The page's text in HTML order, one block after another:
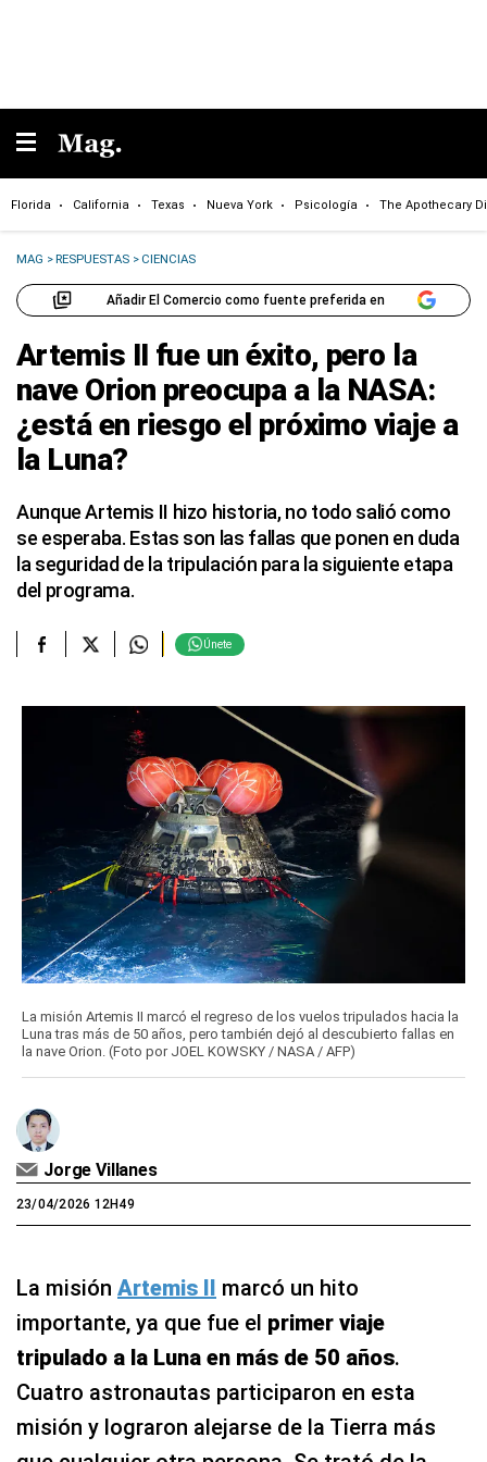
Florida California Texas Nueva York Psicología The Apothecary
MAG >RESPUESTAS > CIENCIAS
Añadir El Comercio como fuente preferida en
Artemis II fue un éxito, pero la
nave Orion preocupa a la NASA:
¿está en riesgo el próximo viaje a
la Luna?
Aunque Artemis II hizo historia, no todo salió como
se esperaba. Estas son las fallas que ponen en duda
la seguridad de la tripulación para la siguiente etapa
del programa.
Únete
La misión Artemis II marcó el regreso de los vuelos tripulados hacia la
Luna tras más de 50 años, pero también dejó al descubierto fallas en
la nave Orion. (Foto por JOEL KOWSKY / NASA / AFP)
Jorge Villanes
23/04/2026 12H49
La misión Artemis II marcó un hito
importante, ya que fue el primer viaje
tripulado a la Luna en más de 50 años.
Cuatro astronautas participaron en esta
misión y lograron alejarse de la Tierra más